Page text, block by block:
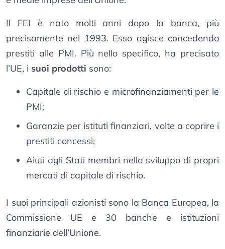
Il FEI è nato molti anni dopo la banca, più
precisamente nel 1993. Esso agisce concedendo
prestiti alle PMI. Più nello specifico, ha precisato
l’UE, i suoi prodotti sono:
Capitale di rischio e microfinanziamenti per le
PMI;
Garanzie per istituti finanziari, volte a coprire i
prestiti concessi;
Aiuti agli Stati membri nello sviluppo di propri
mercati di capitale di rischio.
I suoi principali azionisti sono la Banca Europea, la
Commissione UE e 30 banche e istituzioni
finanziarie dell’Unione.